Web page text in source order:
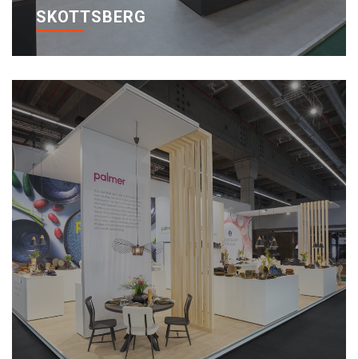
SKOTTSBERG